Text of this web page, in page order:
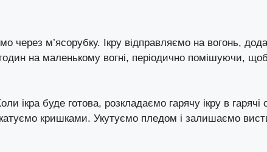
через м’ясорубку. Ікру відправляємо на вогонь,
на маленькому вогні, періодично помішуючи,
ікра буде готова, розкладаємо гарячу ікру в гарячі
кришками. Укутуємо пледом і залишаємо